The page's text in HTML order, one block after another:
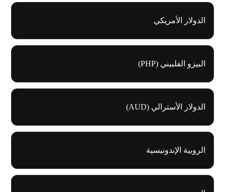
الدولار الأمريكي
البيزو الفلبيني (PHP)
الدولار الأسترالي (AUD)
الروبية الإندونيسية